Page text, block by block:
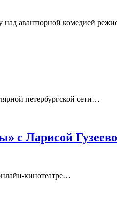
авантюрной комедией
петербургской сети…
с Ларисой
кинотеатре…